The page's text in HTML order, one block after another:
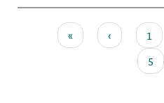
Seitennummerierung
Erste
Seite
«
Vorherige
Seite
‹ Page
1
Page
5